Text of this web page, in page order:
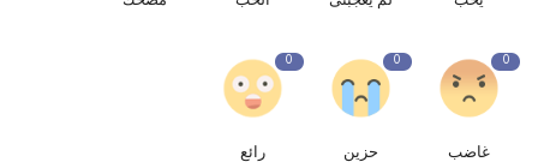
0
غاضب
0
حزين
0
رائع